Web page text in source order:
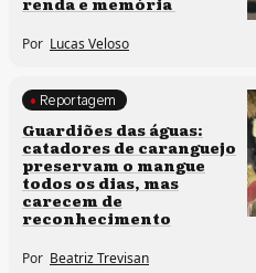
Por Lucas Veloso
Clima e cultura
Reportagem
Guardiões das águas:
catadores de caranguejo
preservam o mangue
todos os dias, mas
carecem de
reconhecimento
Por Beatriz Trevisan